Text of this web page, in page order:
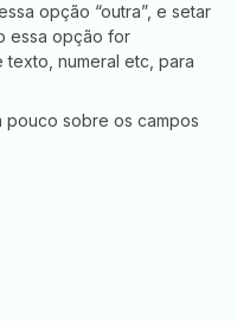
opção “outra”, e setar
essa opção for
numeral etc, para
pouco sobre os campos